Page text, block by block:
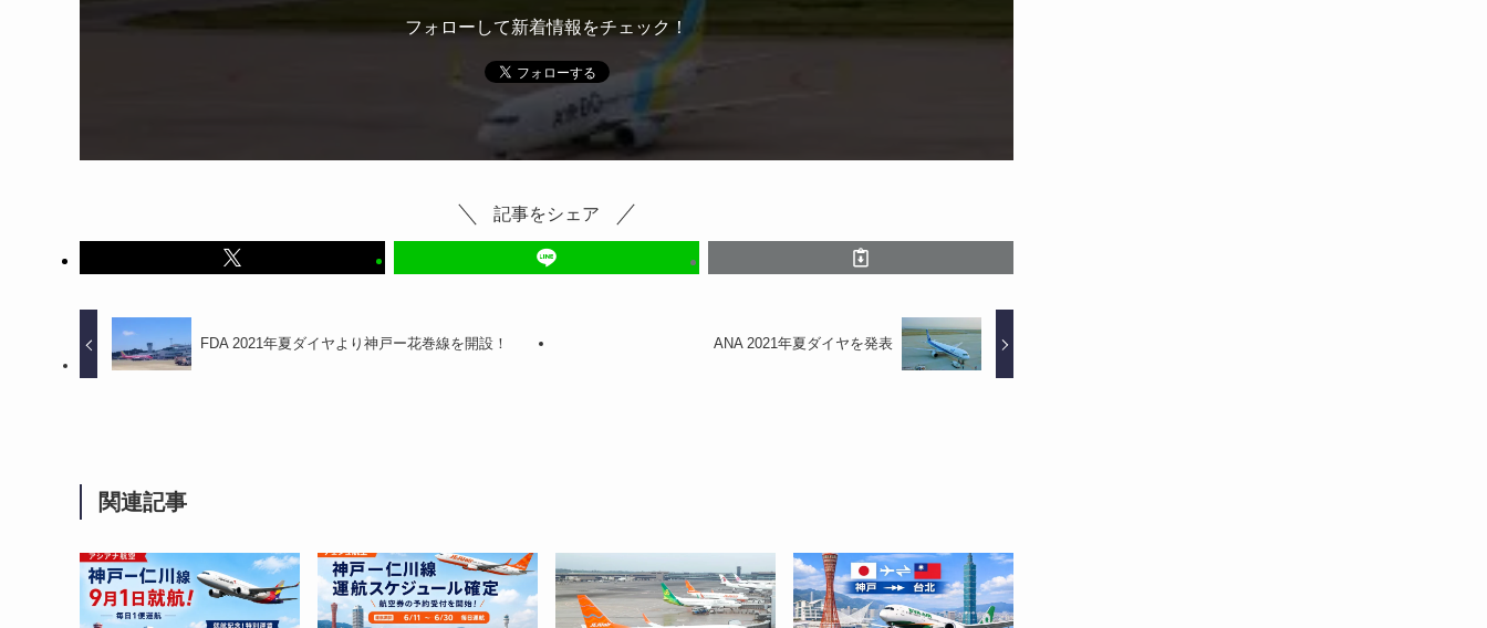
フォローして新着情報をチェック！
記事をシェア
FDA 2021年夏ダイヤより神戸ー花巻線を開設！ ANA 2021年夏ダイヤを発表
関連記事